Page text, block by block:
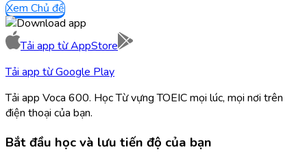
Xem Chủ đề
Tải app từAppStore
Tải app từGoogle Play
Tải app Voca 600. Học Từ vựng TOEIC mọi lúc, mọi nơi trên
điện thoại của bạn.
Bắt đầu học và lưu tiến độ của bạn